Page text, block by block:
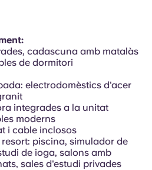
cadascuna amb matalàs
de dormitori
electrodomèstics d'acer
integrades a la unitat
moderns
i cable inclosos
resort: piscina, simulador de
de ioga, salons amb
sales d'estudi privades